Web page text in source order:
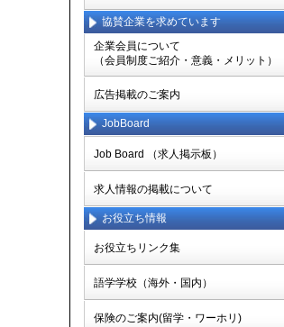
協賛企業を求めています
企業会員について
（会員制度ご紹介・意義・メリット）
広告掲載のご案内
JobBoard
Job Board （求人掲示板）
求人情報の掲載について
お役立ち情報
お役立ちリンク集
語学学校（海外・国内）
保険のご案内(留学・ワーホリ)